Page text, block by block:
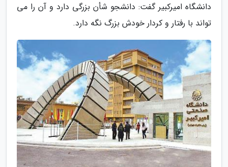
دانشگاه امیرکبیر گفت: دانشجو شأن بزرگی دارد و آن را می
تواند با رفتار و کردار خودش بزرگ نگه دارد.